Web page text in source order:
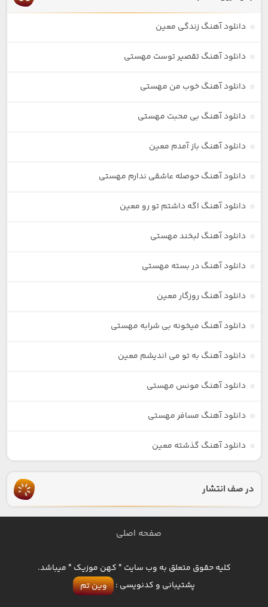
دانلود آهنگ زندگی معین
دانلود آهنگ تقصیر توست مهستی
دانلود آهنگ خوب من مهستی
دانلود آهنگ بی محبت مهستی
دانلود آهنگ باز آمدم معین
دانلود آهنگ حوصله عاشقی ندارم مهستی
دانلود آهنگ اگه داشتم تو رو معین
دانلود آهنگ لبخند مهستی
دانلود آهنگ در بسته مهستی
دانلود آهنگ روزگار معین
دانلود آهنگ میخونه بی شرابه مهستی
دانلود آهنگ به تو می اندیشم معین
دانلود آهنگ مونس مهستی
دانلود آهنگ مسافر مهستی
دانلود آهنگ گذشته معین
در صف انتشار
صفحه اصلی
کلیه حقوق متعلق به وب سایت " کهن موزیک " میباشد.
پشتیبانی و کدنویسی : وین تم